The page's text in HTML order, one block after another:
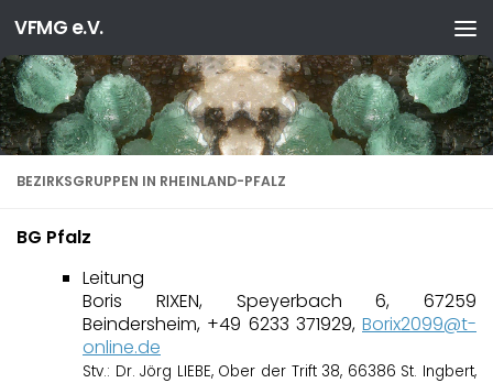
Zum Inhalt springen
VFMG e.V.
BEZIRKSGRUPPEN IN RHEINLAND-PFALZ
BG Pfalz
Leitung
Boris RIXEN, Speyerbach 6, 67259
Beindersheim, +49 6233 371929, Borix2099@t-
online.de
Stv.: Dr. Jörg LIEBE, Ober der Trift 38, 66386 St. Ingbert,